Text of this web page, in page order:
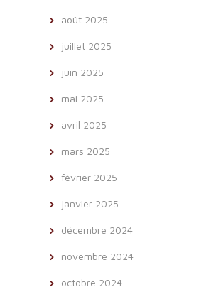
août 2025
juillet 2025
juin 2025
mai 2025
avril 2025
mars 2025
février 2025
janvier 2025
décembre 2024
novembre 2024
octobre 2024